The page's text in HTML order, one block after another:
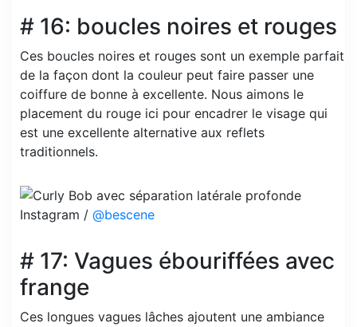
# 16: boucles noires et rouges
Ces boucles noires et rouges sont un exemple parfait
de la façon dont la couleur peut faire passer une
coiffure de bonne à excellente. Nous aimons le
placement du rouge ici pour encadrer le visage qui
est une excellente alternative aux reflets
traditionnels.
Instagram / @bescene
# 17: Vagues ébouriffées avec
frange
Ces longues vagues lâches ajoutent une ambiance